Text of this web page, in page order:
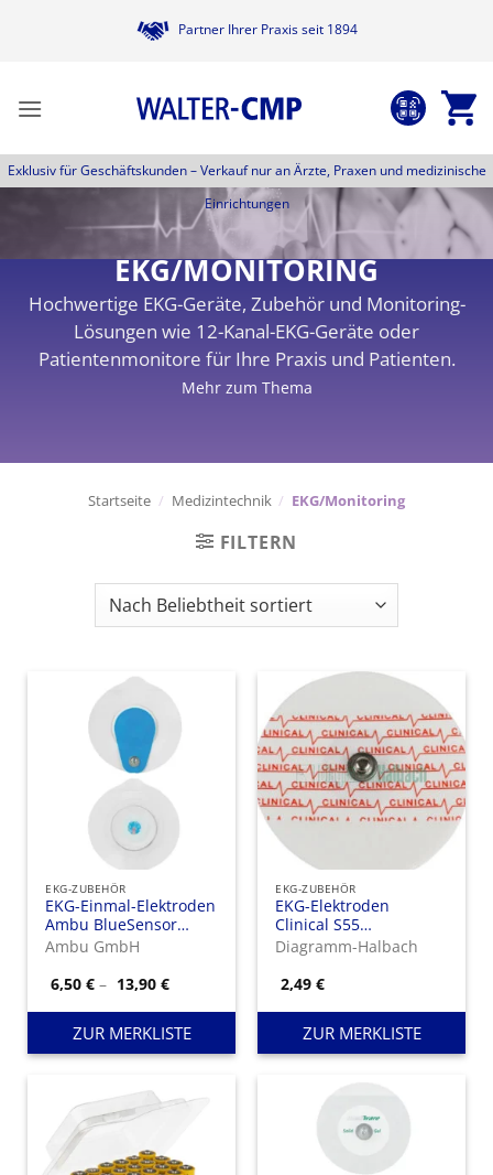
Partner Ihrer Praxis seit 1894
Exklusiv für Geschäftskunden –Verkauf nur an Ärzte, Praxen und medizinische
Einrichtungen
EKG/MONITORING
Hochwertige EKG-Geräte, Zubehör und Monitoring-
Lösungen wie 12-Kanal-EKG-Geräte oder
Patientenmonitore für Ihre Praxis und Patienten.
Mehr zum Thema
Startseite / Medizintechnik / EKG/Monitoring
FILTERN
EKG-ZUBEHÖR
EKG-Einmal-Elektroden
Ambu BlueSensor
Flüssiggel
Ambu GmbH
6,50€ – 13,90€Preisspanne:
6,50 €
bis
13,90 €
ZUR MERKLISTE
EKG-ZUBEHÖR
EKG-Elektroden
Clinical S55
Schaumstoff, 55 mm
Festgel, Druckknopf-
Anschluss
Diagramm-Halbach
2,49€
ZUR MERKLISTE